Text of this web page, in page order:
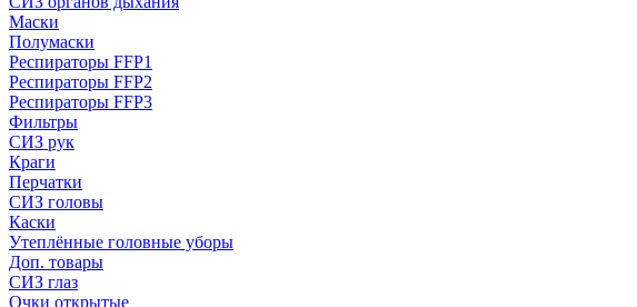
Маски
Полумаски
Респираторы FFP1
Респираторы FFP2
Респираторы FFP3
Фильтры
СИЗ рук
Краги
Перчатки
СИЗ головы
Каски
Утеплённые головные уборы
Доп. товары
СИЗ глаз
Очки открытые